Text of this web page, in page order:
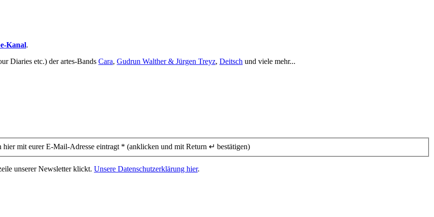
Kanal.
Diaries etc.) der artes-Bands Cara, Gudrun Walther & Jürgen Treyz, Deitsch und viele mehr...
hier mit eurer E-Mail-Adresse eintragt * (anklicken und mit Return ↵ bestätigen)
unserer Newsletter klickt. Unsere Datenschutzerklärung hier.